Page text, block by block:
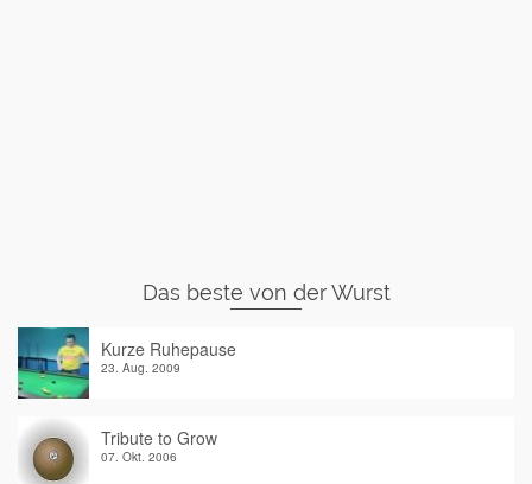
Das beste von der Wurst
Kurze Ruhepause
23. Aug. 2009
Tribute to Grow
07. Okt. 2006